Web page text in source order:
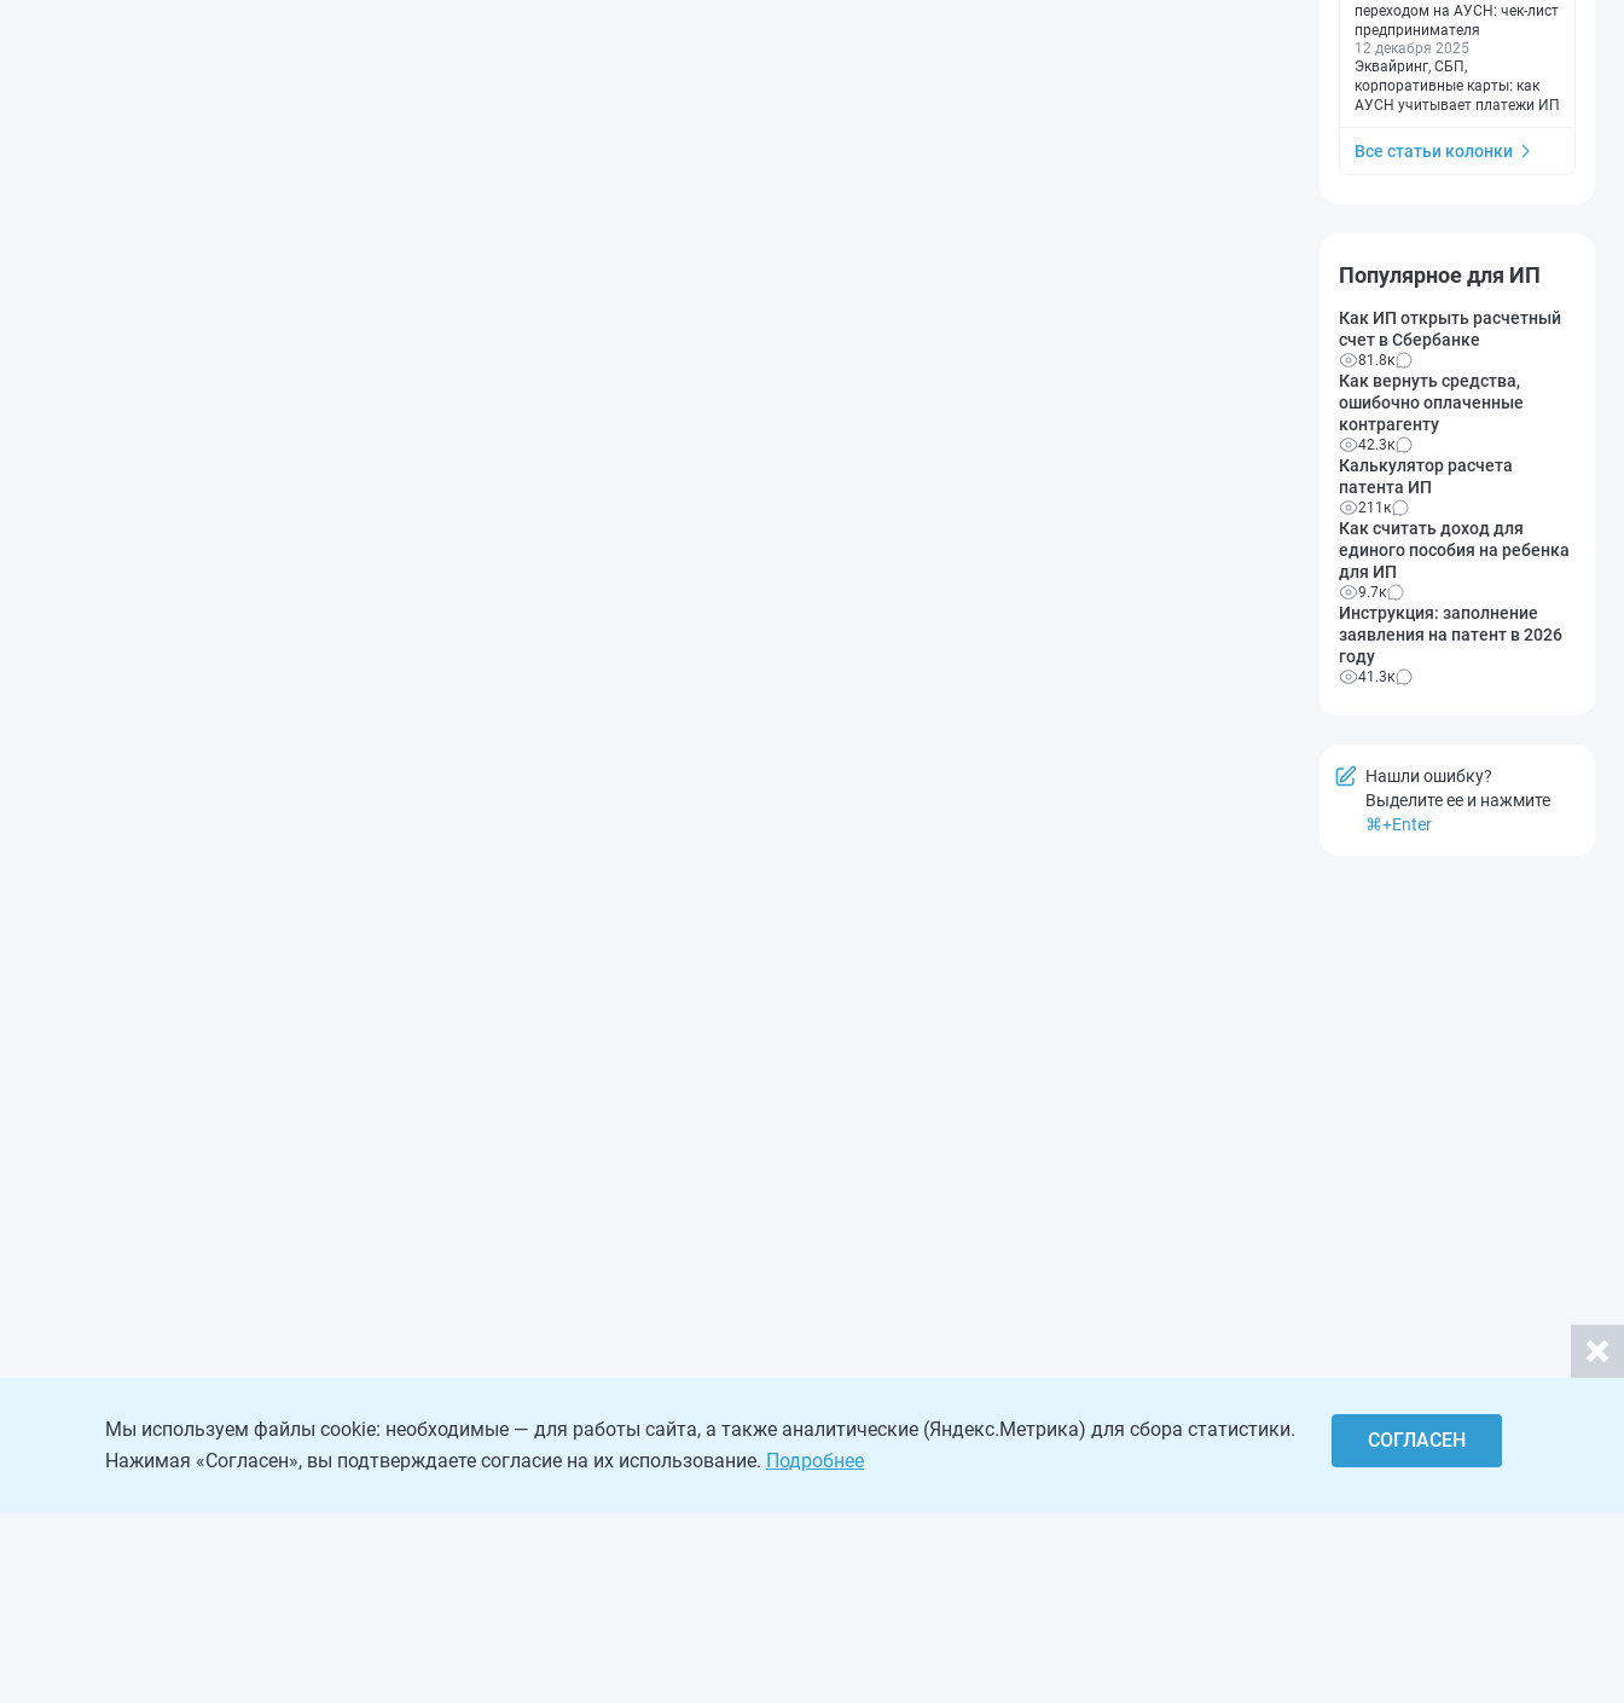
переходом на АУСН: чек-лист
предпринимателя
12 декабря 2025
Эквайринг, СБП,
корпоративные карты: как
АУСН учитывает платежи ИП
Все статьи колонки
Популярное для ИП
Как ИП открыть расчетный
счет в Сбербанке
81.8к
Как вернуть средства,
ошибочно оплаченные
контрагенту
42.3к
Калькулятор расчета
патента ИП
211к
Как считать доход для
единого пособия на ребенка
для ИП
9.7к
Инструкция: заполнение
заявления на патент в 2026
году
41.3к
Нашли ошибку?
Выделите ее и нажмите
⌘+Enter
Мы используем файлы cookie: необходимые — для работы сайта, а также аналитические (Яндекс.Метрика) для сбора статистики.
Нажимая «Согласен», вы подтверждаете согласие на их использование. Подробнее
СОГЛАСЕН